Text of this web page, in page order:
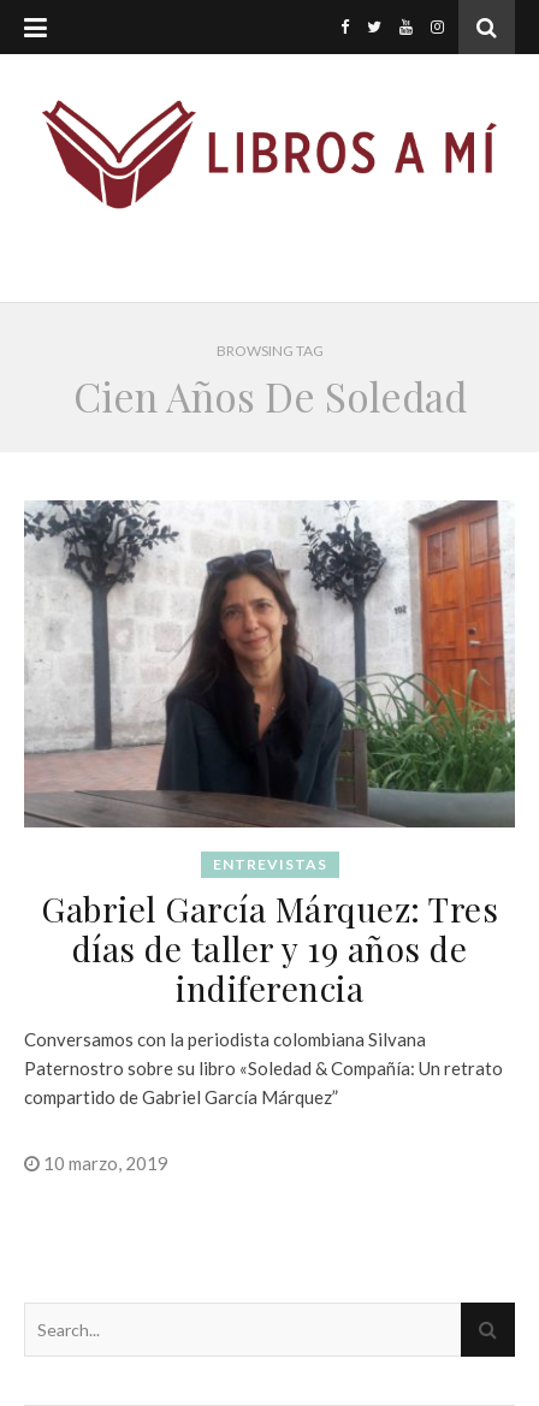
BROWSING TAG
Cien Años De Soledad
ENTREVISTAS
Gabriel García Márquez: Tres
días de taller y 19 años de
indiferencia
Conversamos con la periodista colombiana Silvana
Paternostro sobre su libro «Soledad & Compañía: Un retrato
compartido de Gabriel García Márquez”
10 marzo, 2019